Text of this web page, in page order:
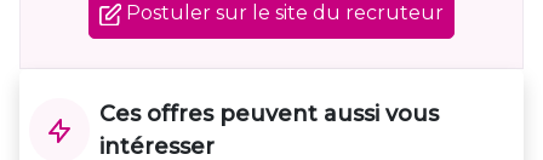
Postuler sur le site du recruteur
Ces offres peuvent aussi vous
intéresser